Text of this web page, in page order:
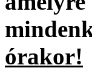
órakor!